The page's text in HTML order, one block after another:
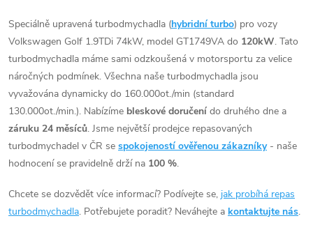
ů
ů
např. chiptuning. Pro vůz
Volkswagen Golf 1.9TDi 74kW
v
l
á
d
a
c
í
p
Speciálně upravená turbodmychadla (hybridní turbo) pro vozy
Volkswagen Golf 1.9TDi 74kW, model GT1749VA do 120kW. Tato
turbodmychadla máme sami odzkoušená v motorsportu za velice
náročných podmínek. Všechna naše turbodmychadla jsou
vyvažována dynamicky do 160.000ot./min (standard
130.000ot./min.). Nabízíme bleskové doručení do druhého dne a
záruku 24 měsíců. Jsme největší prodejce repasovaných
turbodmychadel v ČR se spokojeností ověřenou zákazníky- naše
hodnocení se pravidelně drží na 100 %.
Chcete se dozvědět více informací? Podívejte se, jak probíhá repas
turbodmychadla. Potřebujete poradit? Neváhejte a kontaktujte nás.